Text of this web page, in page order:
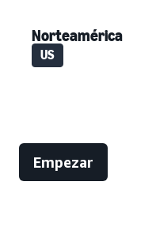
Norteamérica
US
Empezar